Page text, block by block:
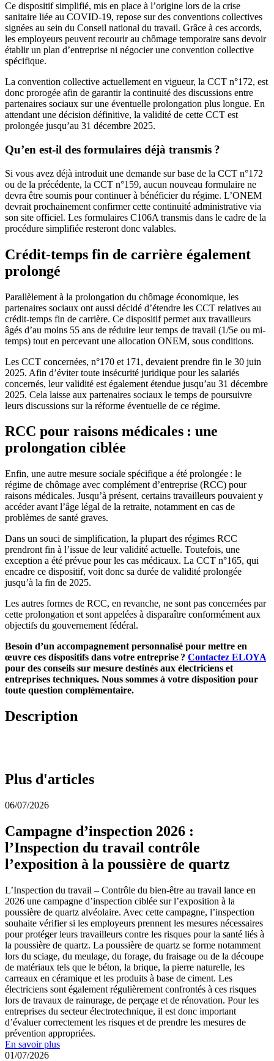
Ce dispositif simplifié, mis en place à l’origine lors de la crise
sanitaire liée au COVID-19, repose sur des conventions collectives
signées au sein du Conseil national du travail. Grâce à ces accords,
les employeurs peuvent recourir au chômage temporaire sans devoir
établir un plan d’entreprise ni négocier une convention collective
spécifique.
La convention collective actuellement en vigueur, la CCT n°172, est
donc prorogée afin de garantir la continuité des discussions entre
partenaires sociaux sur une éventuelle prolongation plus longue. En
attendant une décision définitive, la validité de cette CCT est
prolongée jusqu’au 31 décembre 2025.
Qu’en est-il des formulaires déjà transmis ?
Si vous avez déjà introduit une demande sur base de la CCT n°172
ou de la précédente, la CCT n°159, aucun nouveau formulaire ne
devra être soumis pour continuer à bénéficier du régime. L’ONEM
devrait prochainement confirmer cette continuité administrative via
son site officiel. Les formulaires C106A transmis dans le cadre de la
procédure simplifiée resteront donc valables.
Crédit-temps fin de carrière également
prolongé
Parallèlement à la prolongation du chômage économique, les
partenaires sociaux ont aussi décidé d’étendre les CCT relatives au
crédit-temps fin de carrière. Ce dispositif permet aux travailleurs
âgés d’au moins 55 ans de réduire leur temps de travail (1/5e ou mi-
temps) tout en percevant une allocation ONEM, sous conditions.
Les CCT concernées, n°170 et 171, devaient prendre fin le 30 juin
2025. Afin d’éviter toute insécurité juridique pour les salariés
concernés, leur validité est également étendue jusqu’au 31 décembre
2025. Cela laisse aux partenaires sociaux le temps de poursuivre
leurs discussions sur la réforme éventuelle de ce régime.
RCC pour raisons médicales : une
prolongation ciblée
Enfin, une autre mesure sociale spécifique a été prolongée : le
régime de chômage avec complément d’entreprise (RCC) pour
raisons médicales. Jusqu’à présent, certains travailleurs pouvaient y
accéder avant l’âge légal de la retraite, notamment en cas de
problèmes de santé graves.
Dans un souci de simplification, la plupart des régimes RCC
prendront fin à l’issue de leur validité actuelle. Toutefois, une
exception a été prévue pour les cas médicaux. La CCT n°165, qui
encadre ce dispositif, voit donc sa durée de validité prolongée
jusqu’à la fin de 2025.
Les autres formes de RCC, en revanche, ne sont pas concernées par
cette prolongation et sont appelées à disparaître conformément aux
objectifs du gouvernement fédéral.
Besoin d’un accompagnement personnalisé pour mettre en
œuvre ces dispositifs dans votre entreprise ? Contactez ELOYA
pour des conseils sur mesure destinés aux électriciens et
entreprises techniques. Nous sommes à votre disposition pour
toute question complémentaire.
Description
Plus d'articles
06/07/2026
Campagne d’inspection 2026 :
l’Inspection du travail contrôle
l’exposition à la poussière de quartz
L’Inspection du travail – Contrôle du bien-être au travail lance en
2026 une campagne d’inspection ciblée sur l’exposition à la
poussière de quartz alvéolaire. Avec cette campagne, l’inspection
souhaite vérifier si les employeurs prennent les mesures nécessaires
pour protéger leurs travailleurs contre les risques pour la santé liés à
la poussière de quartz. La poussière de quartz se forme notamment
lors du sciage, du meulage, du forage, du fraisage ou de la découpe
de matériaux tels que le béton, la brique, la pierre naturelle, les
carreaux en céramique et les produits à base de ciment. Les
électriciens sont également régulièrement confrontés à ces risques
lors de travaux de rainurage, de perçage et de rénovation. Pour les
entreprises du secteur électrotechnique, il est donc important
d’évaluer correctement les risques et de prendre les mesures de
prévention appropriées.
En savoir plus
01/07/2026